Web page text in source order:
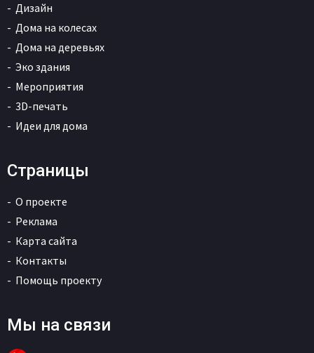
Дизайн
Дома на колесах
Дома на деревьях
Эко здания
Мероприятия
3D-печать
Идеи для дома
Страницы
О проекте
Реклама
Карта сайта
Контакты
Помощь проекту
Мы на связи